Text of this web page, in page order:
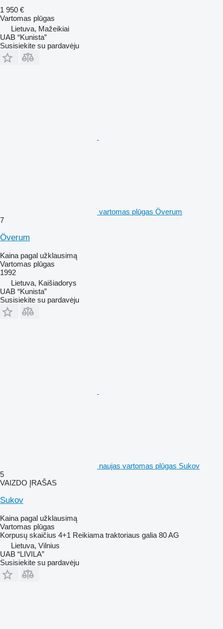
1 950 €
Vartomas plūgas
Lietuva, Mažeikiai
UAB “Kunista”
Susisiekite su pardavėju
vartomas plūgas Överum
7
Överum
Kaina pagal užklausimą
Vartomas plūgas
1992
Lietuva, Kaišiadorys
UAB “Kunista”
Susisiekite su pardavėju
naujas vartomas plūgas Sukov
5
VAIZDO ĮRAŠAS
Sukov
Kaina pagal užklausimą
Vartomas plūgas
Korpusų skaičius 4+1 Reikiama traktoriaus galia 80 AG
Lietuva, Vilnius
UAB “LIVILA”
Susisiekite su pardavėju